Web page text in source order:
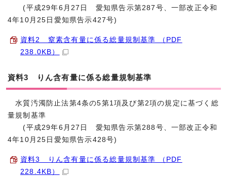
(平成29年6月27日 愛知県告示第287号、一部改正令和
4年10月25日愛知県告示427号)
資料2 窒素含有量に係る総量規制基準 （PDF
238.0KB）
資料3 りん含有量に係る総量規制基準
水質汚濁防止法第4条の5第1項及び第2項の規定に基づく総
量規制基準
(平成29年6月27日 愛知県告示第288号、一部改正令和
4年10月25日愛知県告示428号)
資料3 りん含有量に係る総量規制基準 （PDF
228.4KB）